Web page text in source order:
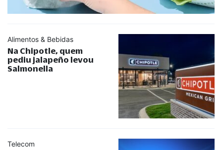
Alimentos & Bebidas
Na Chipotle, quem
pediu jalapeño levou
Salmonella
Telecom